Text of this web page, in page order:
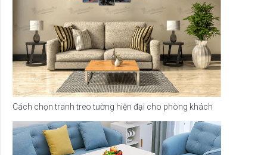
Cách chọn tranh treo tường hiện đại cho phòng khách